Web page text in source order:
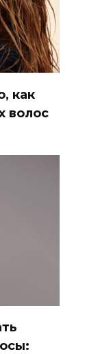
как
волос